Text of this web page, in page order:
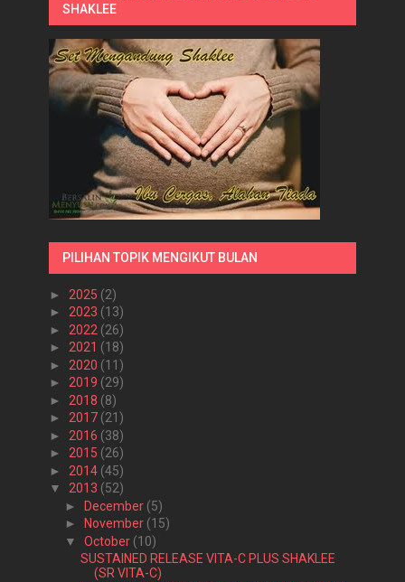
SHAKLEE
PILIHAN TOPIK MENGIKUT BULAN
► 2025 (2)
► 2023 (13)
► 2022 (26)
► 2021 (18)
► 2020 (11)
► 2019 (29)
► 2018 (8)
► 2017 (21)
► 2016 (38)
► 2015 (26)
► 2014 (45)
▼ 2013 (52)
►
December (5)
►
November (15)
▼ October (10)
SUSTAINED RELEASE VITA-C PLUS SHAKLEE
(SR VITA-C)